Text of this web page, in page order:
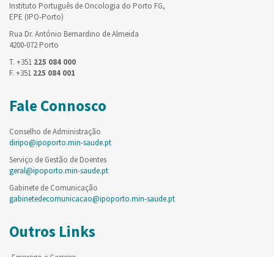
Instituto Português de Oncologia do Porto FG,
EPE (IPO-Porto)
Rua Dr. António Bernardino de Almeida
4200-072 Porto
T. +351 225 084 000
F. +351 225 084 001
Fale Connosco
Conselho de Administração
diripo@ipoporto.min-saude.pt
Serviço de Gestão de Doentes
geral@ipoporto.min-saude.pt
Gabinete de Comunicação
gabinetedecomunicacao@ipoporto.min-saude.pt
Outros Links